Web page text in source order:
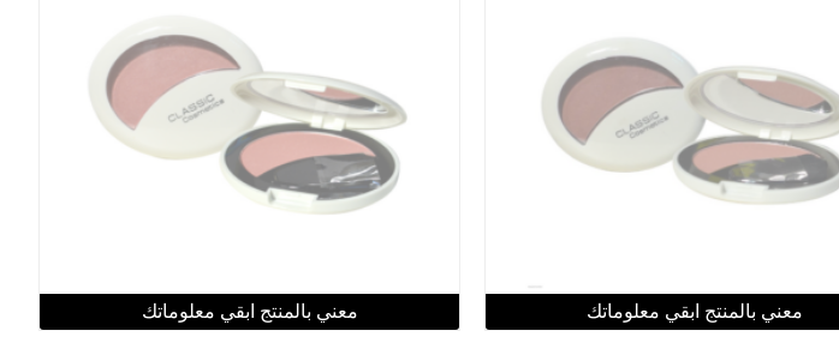
معني بالمنتج ابقي معلوماتك معني بالمنتج ابقي معلوماتك